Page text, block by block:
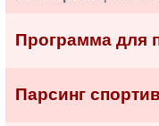
Программа для
Парсинг